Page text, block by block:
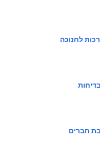
לחנוכה
חברים